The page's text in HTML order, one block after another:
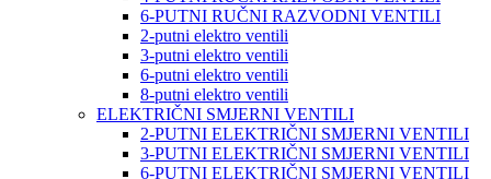
6-PUTNI RUČNI RAZVODNI VENTILI
2-putni elektro ventili
3-putni elektro ventili
6-putni elektro ventili
8-putni elektro ventili
ELEKTRIČNI SMJERNI VENTILI
2-PUTNI ELEKTRIČNI SMJERNI VENTILI
3-PUTNI ELEKTRIČNI SMJERNI VENTILI
6-PUTNI ELEKTRIČNI SMJERNI VENTILI